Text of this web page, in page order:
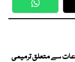
WhatsApp
سے متعلق ترمیمی